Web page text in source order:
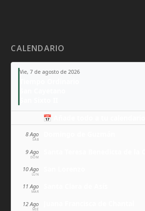
CALENDARIO
Vie, 7 de agosto de 2026
📅 Añade todo a tu calendario
8 Ago
SÁB
9 Ago
DOM
10 Ago
LUN
11 Ago
MAR
12 Ago
MIÉ